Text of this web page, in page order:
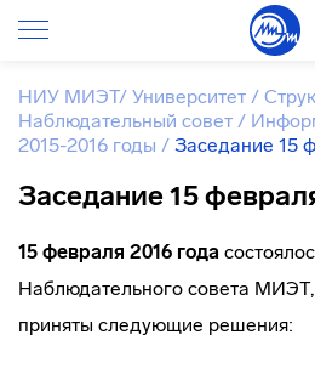
НИУ МИЭТ/ Университет /
Наблюдательный совет /
2015-2016 годы / Заседание 15
Заседание 15
15 февраля 2016 года
Наблюдательного совета
приняты следующие решения: